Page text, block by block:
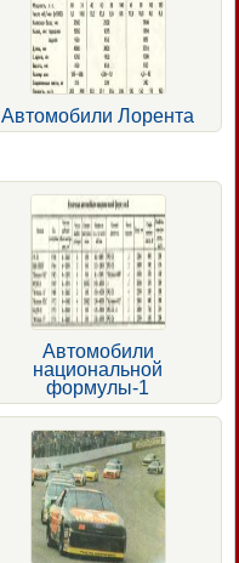
Автомобили Лорента
Автомобили
национальной
формулы-1